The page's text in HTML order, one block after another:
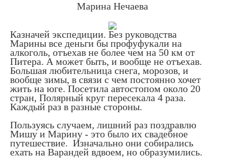
Марина Нечаева
Казначей экспедиции. Без руководства
Марины все деньги бы профуфукали на
алкоголь, отъехав не более чем на 50 км от
Питера. А может быть, и вообще не отъехав.
Большая любительница снега, морозов, и
вообще зимы, в связи с чем постоянно хочет
жить на юге. Посетила автостопом около 20
стран, Полярный круг пересекала 4 раза.
Каждый раз в разные стороны.
Пользуясь случаем, лишний раз поздравлю
Мишу и Марину - это было их свадебное
путешествие. Изначально они собирались
ехать на Варандей вдвоем, но образумились.